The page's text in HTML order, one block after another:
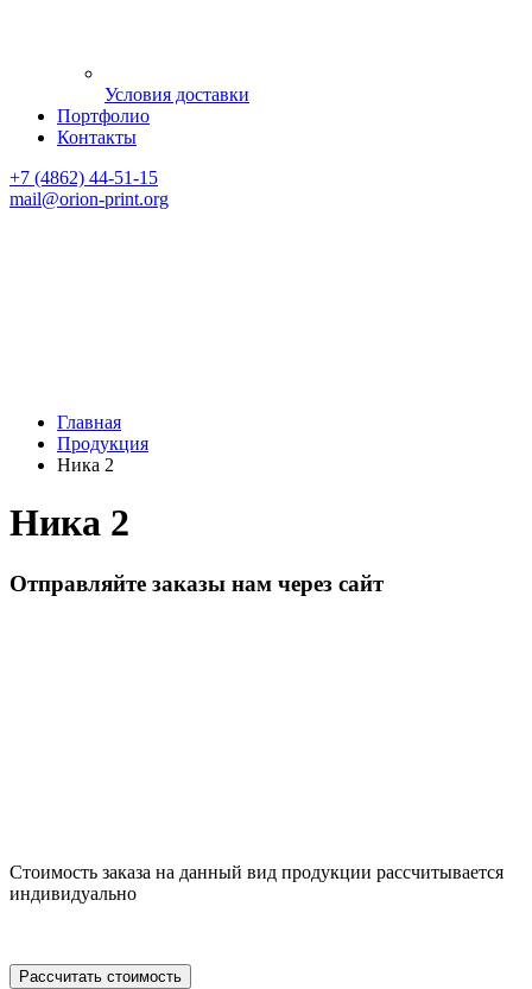
Условия доставки
Портфолио
Контакты
+7 (4862) 44-51-15
mail@orion-print.org
Главная
Продукция
Ника 2
Ника 2
Отправляйте заказы нам через сайт
Стоимость заказа на данный вид продукции рассчитывается
индивидуально
Рассчитать стоимость